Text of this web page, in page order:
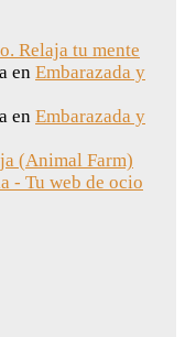
Relaja tu mente
en Embarazada y
en Embarazada y
(Animal Farm)
- Tu web de ocio